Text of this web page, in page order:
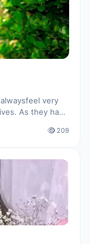
very
As they have
209